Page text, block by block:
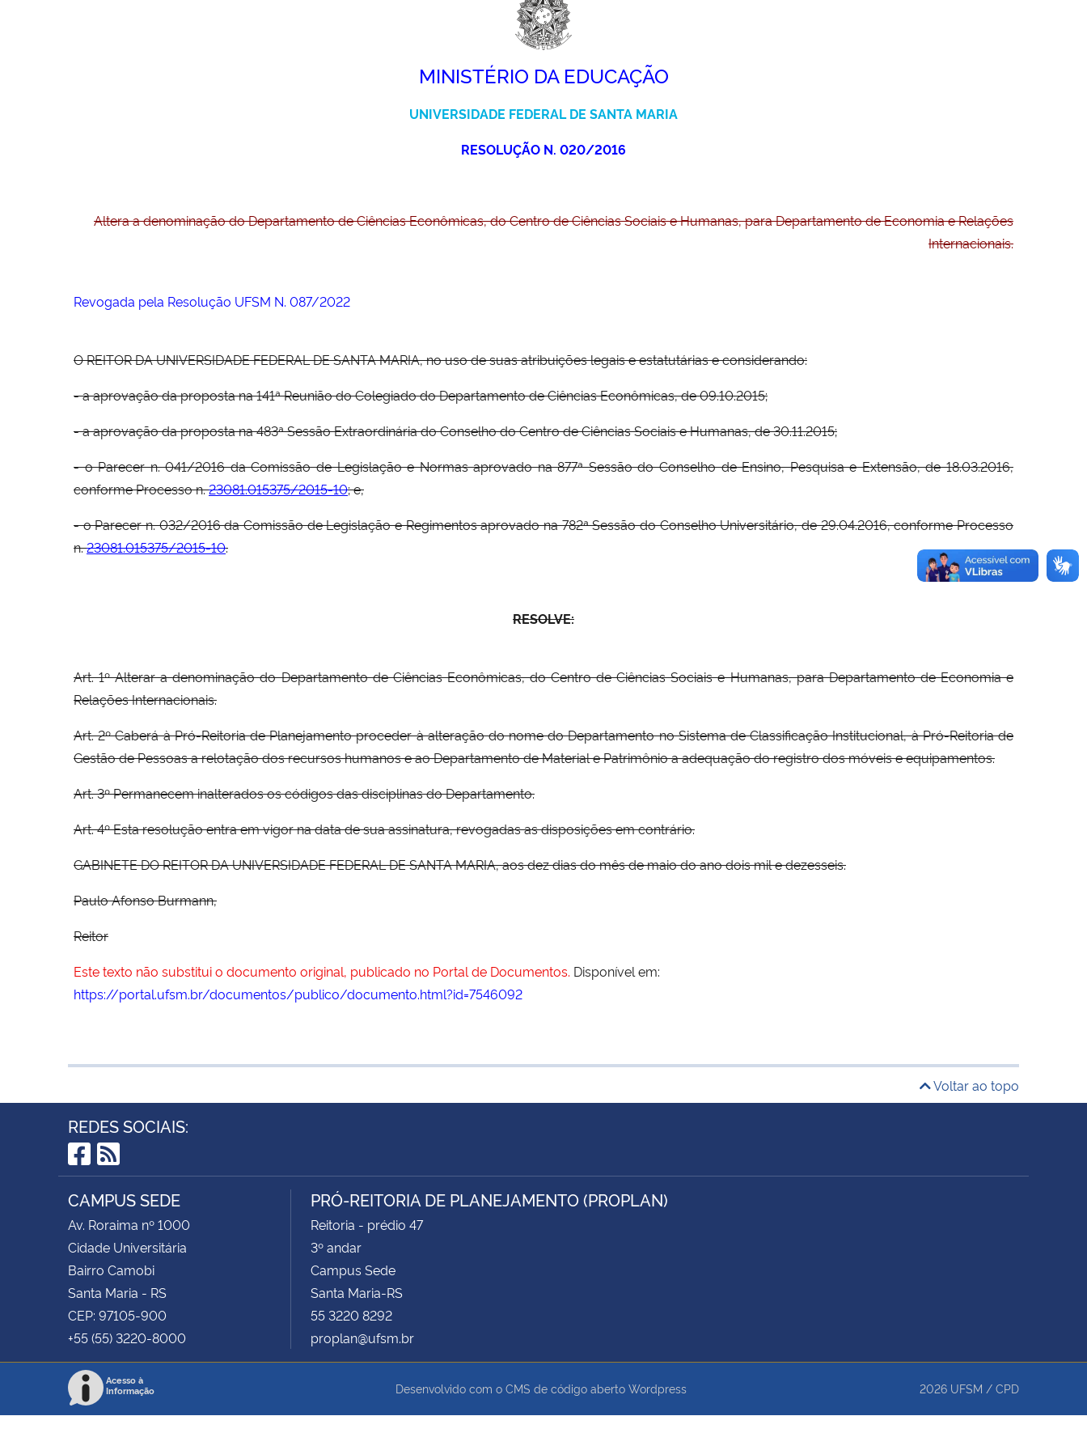
MINISTÉRIO DA EDUCAÇÃO
UNIVERSIDADE FEDERAL DE SANTA MARIA
RESOLUÇÃO N. 020/2016
Altera a denominação do Departamento de Ciências Econômicas, do Centro de Ciências Sociais e Humanas, para Departamento de Economia e Relações
Internacionais.
Revogada pela Resolução UFSM N. 087/2022
O REITOR DA UNIVERSIDADE FEDERAL DE SANTA MARIA, no uso de suas atribuições legais e estatutárias e considerando:
- a aprovação da proposta na 141ª Reunião do Colegiado do Departamento de Ciências Econômicas, de 09.10.2015;
- a aprovação da proposta na 483ª Sessão Extraordinária do Conselho do Centro de Ciências Sociais e Humanas, de 30.11.2015;
- o Parecer n. 041/2016 da Comissão de Legislação e Normas aprovado na 877ª Sessão do Conselho de Ensino, Pesquisa e Extensão, de 18.03.2016,
conforme Processo n.23081.015375/2015-10; e,
- o Parecer n. 032/2016 da Comissão de Legislação e Regimentos aprovado na 782ª Sessão do Conselho Universitário, de 29.04.2016, conforme Processo
n.23081.015375/2015-10.
RESOLVE:
Art. 1º Alterar a denominação do Departamento de Ciências Econômicas, do Centro de Ciências Sociais e Humanas, para Departamento de Economia e
Relações Internacionais.
Art. 2º Caberá à Pró-Reitoria de Planejamento proceder à alteração do nome do Departamento no Sistema de Classificação Institucional, à Pró-Reitoria de
Gestão de Pessoas a relotação dos recursos humanos e ao Departamento de Material e Patrimônio a adequação do registro dos móveis e equipamentos.
Art. 3º Permanecem inalterados os códigos das disciplinas do Departamento.
Art. 4º Esta resolução entra em vigor na data de sua assinatura, revogadas as disposições em contrário.
GABINETE DO REITOR DA UNIVERSIDADE FEDERAL DE SANTA MARIA, aos dez dias do mês de maio do ano dois mil e dezesseis.
Paulo Afonso Burmann,
Reitor
Este texto não substitui o documento original, publicado no Portal de Documentos. Disponível em:
https://portal.ufsm.br/documentos/publico/documento.html?id=7546092
Voltar ao topo
REDES SOCIAIS:
Facebook
RSS
CAMPUS SEDE
Av. Roraima nº 1000
Cidade Universitária
Bairro Camobi
Santa Maria - RS
CEP: 97105-900
+55 (55) 3220-8000
PRÓ-REITORIA DE PLANEJAMENTO (PROPLAN)
Reitoria - prédio 47
3º andar
Campus Sede
Santa Maria-RS
55 3220 8292
proplan@ufsm.br
Acesso à
Informação
Desenvolvido com o CMS de código aberto Wordpress 2026 UFSM / CPD